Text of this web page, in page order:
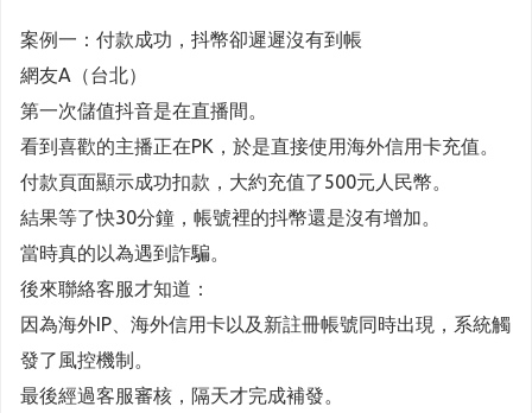
案例一：付款成功，抖幣卻遲遲沒有到帳
網友A（台北）
第一次儲值抖音是在直播間。
看到喜歡的主播正在PK，於是直接使用海外信用卡充值。
付款頁面顯示成功扣款，大約充值了500元人民幣。
結果等了快30分鐘，帳號裡的抖幣還是沒有增加。
當時真的以為遇到詐騙。
後來聯絡客服才知道：
因為海外IP、海外信用卡以及新註冊帳號同時出現，系統觸
發了風控機制。
最後經過客服審核，隔天才完成補發。